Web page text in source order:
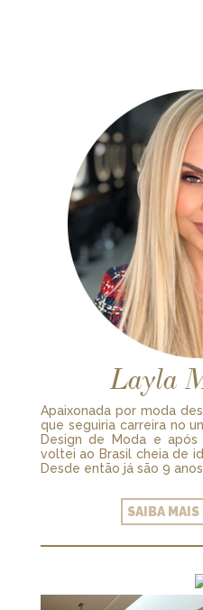
Layla
Apaixonada por moda
que seguiria carreira no
Design de Moda e
voltei ao Brasil cheia de
Desde então já são 9
SAIBA MAIS